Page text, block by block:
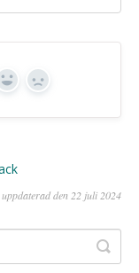
Ja Nej
uppdaterad den 22 juli 2024